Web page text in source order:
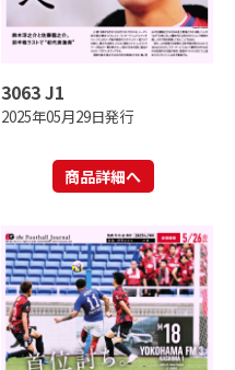
3063 J1
2025年05月29日発行
商品詳細へ